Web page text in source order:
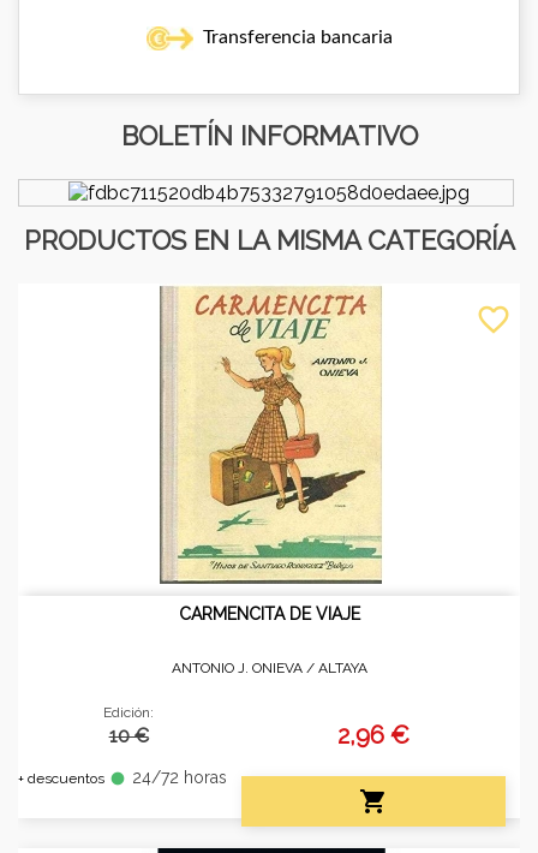
Transferencia bancaria
BOLETÍN INFORMATIVO
PRODUCTOS EN LA MISMA CATEGORÍA
CARMENCITA DE VIAJE
ANTONIO J. ONIEVA / ALTAYA
Edición:
10 €
+ descuentos fiber_manual_record 24/72 horas
2,96 €

favorite_border